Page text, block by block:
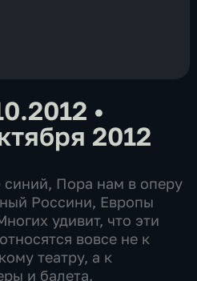
•
2012
Пора нам в оперу
Россини, Европы
удивит, что эти
вовсе не к
театру, а к
и балета.